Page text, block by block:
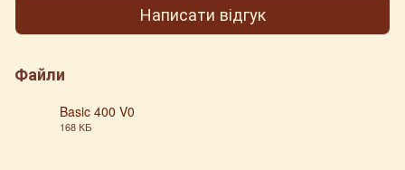
Написати відгук
Файли
Basic 400 V0
168 КБ